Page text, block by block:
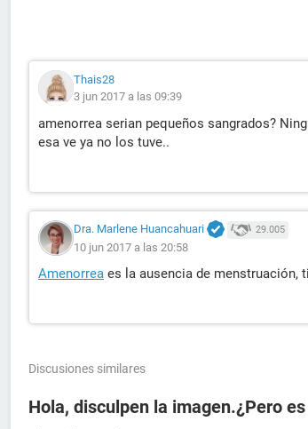
Thais28
3 jun 2017 a las 09:39
amenorrea serian pequeños sangrados?
esa ve ya no los tuve..
Dra. Marlene Huancahuari 29.005
10 jun 2017 a las 20:58
Amenorrea es la ausencia de menstruación,
Discusiones similares
Hola, disculpen la imagen.¿Pero